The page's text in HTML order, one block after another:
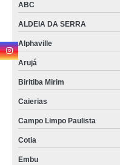
ABC
ALDEIA DA SERRA
Alphaville
Arujá
Biritiba Mirim
Caierias
Campo Limpo Paulista
Cotia
Embu